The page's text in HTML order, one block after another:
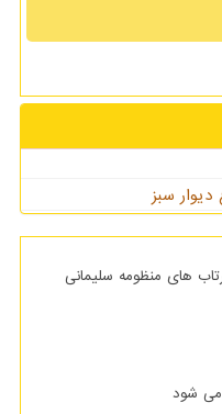
سبز
گیرد پرتاب های منظومه سلیمانی
شود